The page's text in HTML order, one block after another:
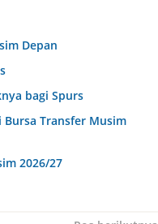
Depan
bagi Spurs
Bursa Transfer Musim
2026/27